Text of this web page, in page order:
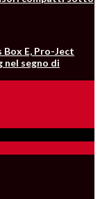
Box E, Pro-Ject
nel segno di